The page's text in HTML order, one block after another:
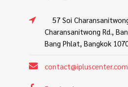
57 Soi
Charansanitwong Rd.,
Bang Phlat, Bangkok
contact@ipluscenter.com